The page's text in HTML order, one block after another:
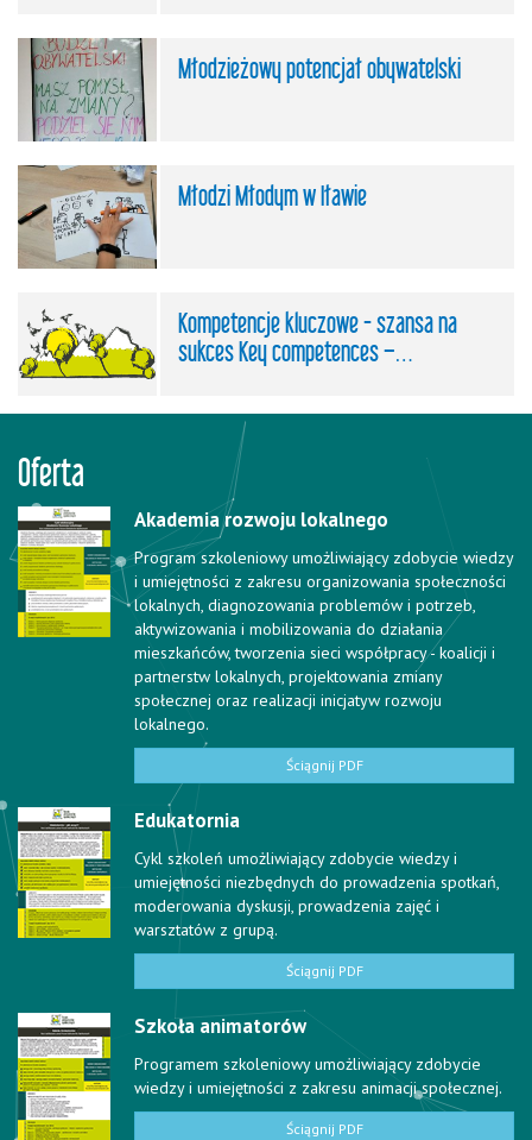
Młodzieżowy potencjał obywatelski
Młodzi Młodym w Iławie
Kompetencje kluczowe - szansa na
sukces Key competences –…
Oferta
Akademia rozwoju lokalnego
Program szkoleniowy umożliwiający zdobycie wiedzy
i umiejętności z zakresu organizowania społeczności
lokalnych, diagnozowania problemów i potrzeb,
aktywizowania i mobilizowania do działania
mieszkańców, tworzenia sieci współpracy - koalicji i
partnerstw lokalnych, projektowania zmiany
społecznej oraz realizacji inicjatyw rozwoju
lokalnego.
Ściągnij PDF
Edukatornia
Cykl szkoleń umożliwiający zdobycie wiedzy i
umiejętności niezbędnych do prowadzenia spotkań,
moderowania dyskusji, prowadzenia zajęć i
warsztatów z grupą.
Ściągnij PDF
Szkoła animatorów
Programem szkoleniowy umożliwiający zdobycie
wiedzy i umiejętności z zakresu animacji społecznej.
Ściągnij PDF